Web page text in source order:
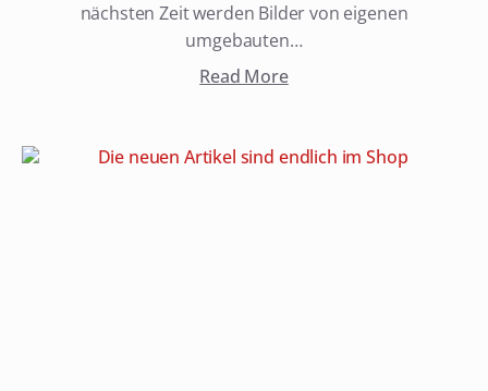
nächsten Zeit werden Bilder von eigenen
umgebauten…
Read More